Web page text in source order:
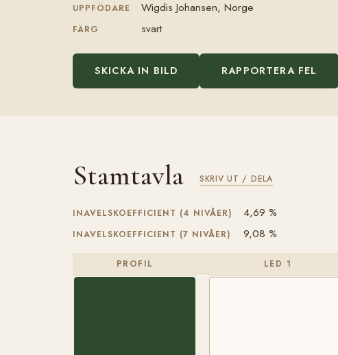
UPPFÖDARE Wigdis Johansen, Norge
FÄRG svart
SKICKA IN BILD RAPPORTERA FEL
Stamtavla SKRIV UT / DELA
INAVELSKOEFFICIENT (4 NIVÅER) 4,69 %
INAVELSKOEFFICIENT (7 NIVÅER) 9,08 %
PROFIL LED 1